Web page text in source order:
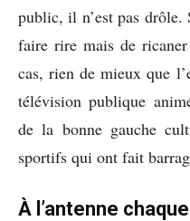
public, il n’est pas drôle.
faire rire mais de
cas, rien de mieux que
télévision publique
de la bonne gauche
sportifs qui ont fait
À l’antenne